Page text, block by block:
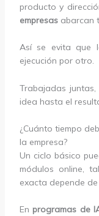
producto y
empresasabarcan
Así se evita que
ejecución por otro.
Trabajadas
idea hasta el
¿Cuánto tiempo
la empresa?
Un ciclo básico
módulos online,
exacta depende
Enprogramas de